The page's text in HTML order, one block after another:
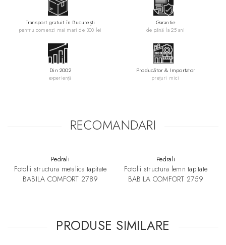
Transport gratuit în București
pentru comenzi mai mari de 300 lei
Garantie
de până la 25 ani
Din 2002
experiență
Producător & Importator
prețuri mici
RECOMANDARI
Pedrali
Fotolii structura metalica tapitate
BABILA COMFORT 2789
Pedrali
Fotolii structura lemn tapitate
BABILA COMFORT 2759
PRODUSE SIMILARE